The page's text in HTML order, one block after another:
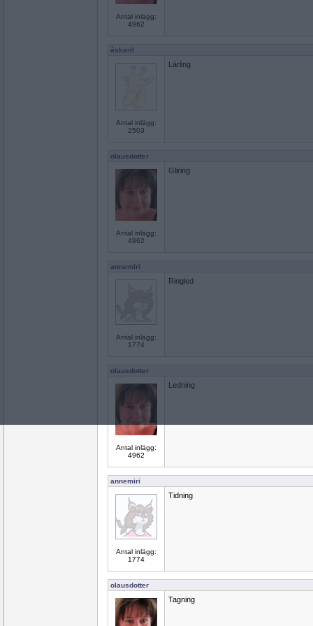
Antal inlägg:
4962
åskarll
Antal inlägg:
2503
Lärling
olausdotter
Antal inlägg:
4962
Gliring
annemiri
Antal inlägg:
1774
Ringled
olausdotter
Antal inlägg:
4962
Ledning
annemiri
Antal inlägg:
1774
Tidning
olausdotter
Tagning